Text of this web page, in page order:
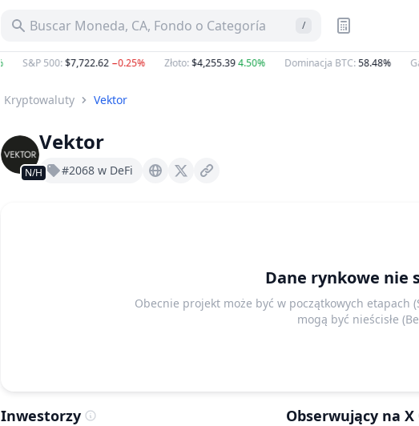
Buscar Moneda, CA, Fondo o Categoría /
S&P 500:$7,722.62−0.25% Złoto:$4,255.394.50% Dominacja BTC:58.48%
Kryptowaluty Vektor
N/H
Vektor
#2068 w DeFi Vektor.finance X (Twitter)
Dane rynkowe nie
Obecnie projekt może być w początkowych etapach
mogą być nieścisłe
Inwestorzy Obserwujący na X